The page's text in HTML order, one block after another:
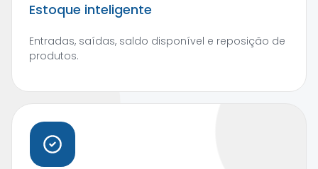
Estoque inteligente
Entradas, saídas, saldo disponível e reposição de
produtos.